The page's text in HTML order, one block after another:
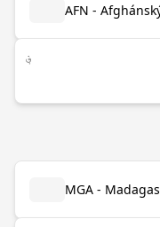
AFN -
؋
MGA -